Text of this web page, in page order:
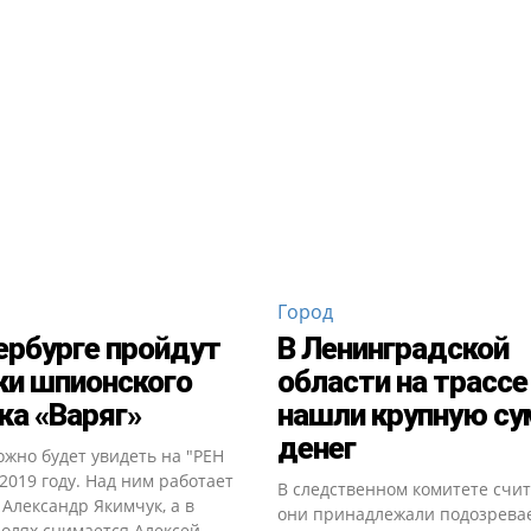
пройдут
шпионского
«Варяг»
будет увидеть на "РЕН
году. Над ним работает
Якимчук, а в
Город
В Ленинградской
области на трассе
нашли крупную
денег
В следственном комитете
они принадлежали